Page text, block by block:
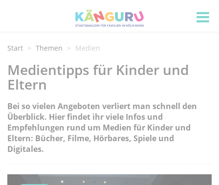
Start Themen Medien
Medientipps für Kinder und
Eltern
Bei so vielen Angeboten verliert man schnell den
Überblick. Hier findet ihr viele Infos und
Empfehlungen rund um Medien für Kinder und
Eltern: Bücher, Filme, Hörbares, Spiele und
Digitales.